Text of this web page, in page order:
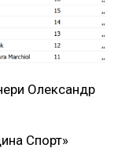
Олександр
Спорт»